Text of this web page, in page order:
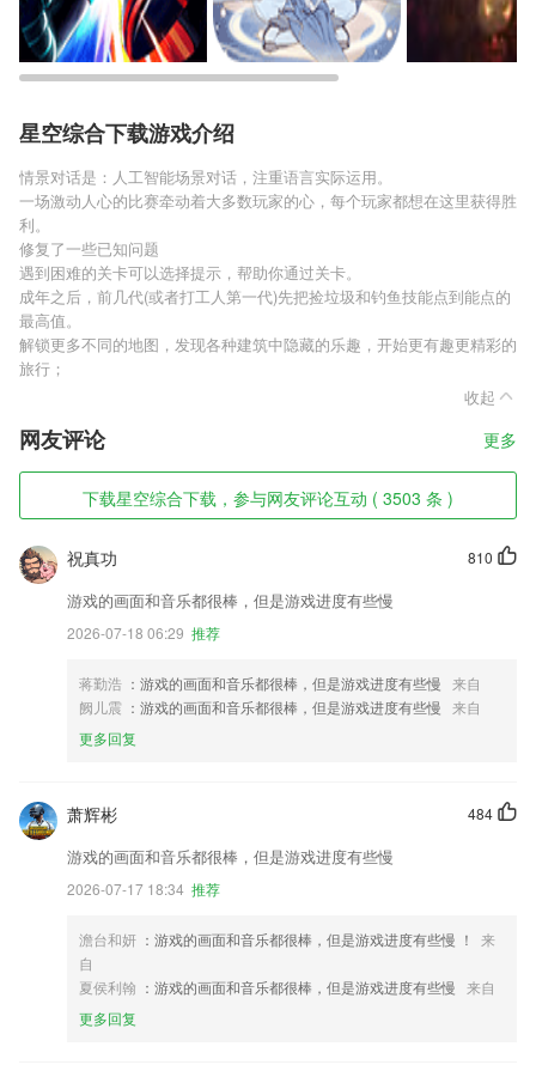
星空综合下载游戏介绍
情景对话是：人工智能场景对话，注重语言实际运用。
一场激动人心的比赛牵动着大多数玩家的心，每个玩家都想在这里获得胜
利。
修复了一些已知问题
遇到困难的关卡可以选择提示，帮助你通过关卡。
成年之后，前几代(或者打工人第一代)先把捡垃圾和钓鱼技能点到能点的
最高值。
解锁更多不同的地图，发现各种建筑中隐藏的乐趣，开始更有趣更精彩的
旅行；
收起
网友评论 更多
下载星空综合下载，参与网友评论互动 ( 3503 条 )
810
祝真功
游戏的画面和音乐都很棒，但是游戏进度有些慢
2026-07-18 06:29 推荐
蒋勤浩 ：游戏的画面和音乐都很棒，但是游戏进度有些慢 来自
阙儿震 ：游戏的画面和音乐都很棒，但是游戏进度有些慢 来自
更多回复
484
萧辉彬
游戏的画面和音乐都很棒，但是游戏进度有些慢
2026-07-17 18:34 推荐
澹台和妍 ：游戏的画面和音乐都很棒，但是游戏进度有些慢 ！
来
自
夏侯利翰 ：游戏的画面和音乐都很棒，但是游戏进度有些慢 来自
更多回复